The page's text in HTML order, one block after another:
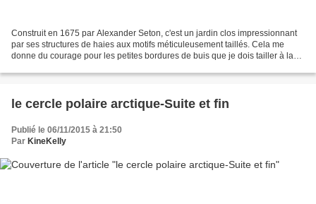
Construit en 1675 par Alexander Seton, c'est un jardin clos impressionnant
par ses structures de haies aux motifs méticuleusement taillés. Cela me
donne du courage pour les petites bordures de buis que je dois tailler à la
le cercle polaire arctique-Suite et fin
Publié le 06/11/2015 à 21:50
Par KineKelly